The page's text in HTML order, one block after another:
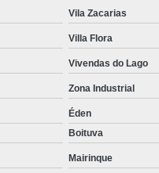
Vila Zacarias
Villa Flora
Vivendas do Lago
Zona Industrial
Éden
Boituva
Mairinque